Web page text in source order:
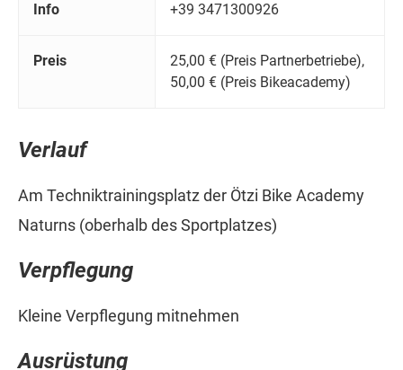
Info +39 3471300926
Preis
25,00 € (Preis Partnerbetriebe),
50,00 € (Preis Bikeacademy)
Verlauf
Am Techniktrainingsplatz der Ötzi Bike Academy
Naturns (oberhalb des Sportplatzes)
Verpflegung
Kleine Verpflegung mitnehmen
Ausrüstung